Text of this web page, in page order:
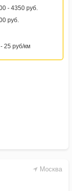
- 4350 руб.
руб.
25 руб/км
Москва